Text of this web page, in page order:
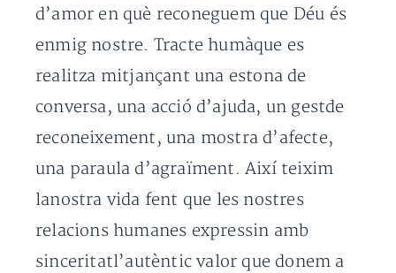
d’amor en què reconeguem que Déu és
enmig nostre. Tracte humàque es
realitza mitjançant una estona de
conversa, una acció d’ajuda, un gestde
reconeixement, una mostra d’afecte,
una paraula d’agraïment. Així teixim
lanostra vida fent que les nostres
relacions humanes expressin amb
sinceritatl’autèntic valor que donem a